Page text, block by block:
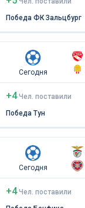
Победа ФК Зальцбург
Сегодня
+4 Чел поставили
Победа Тун
Сегодня
+4 Чел поставили